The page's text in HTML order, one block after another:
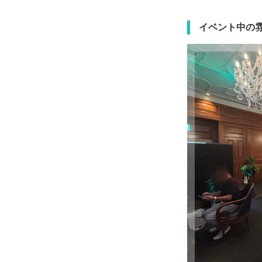
イベント中の